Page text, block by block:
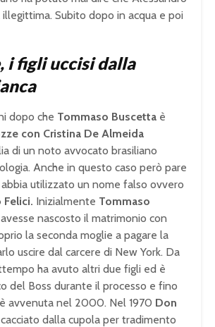
Subito dopo in acqua e poi
i figli uccisi dalla
dopo che Tommaso Buscetta è
con Cristina De Almeida
di un noto avvocato brasiliano
Anche in questo caso però pare
abbia utilizzato un nome falso ovvero
Felici. Inizialmente Tommaso
nascosto il matrimonio con
la seconda moglie a pagare la
uscire dal carcere di New York. Da
ha avuto altri due figli ed è
del Boss durante il processo e fino
avvenuta nel 2000. Nel 1970 Don
dalla cupola per tradimento